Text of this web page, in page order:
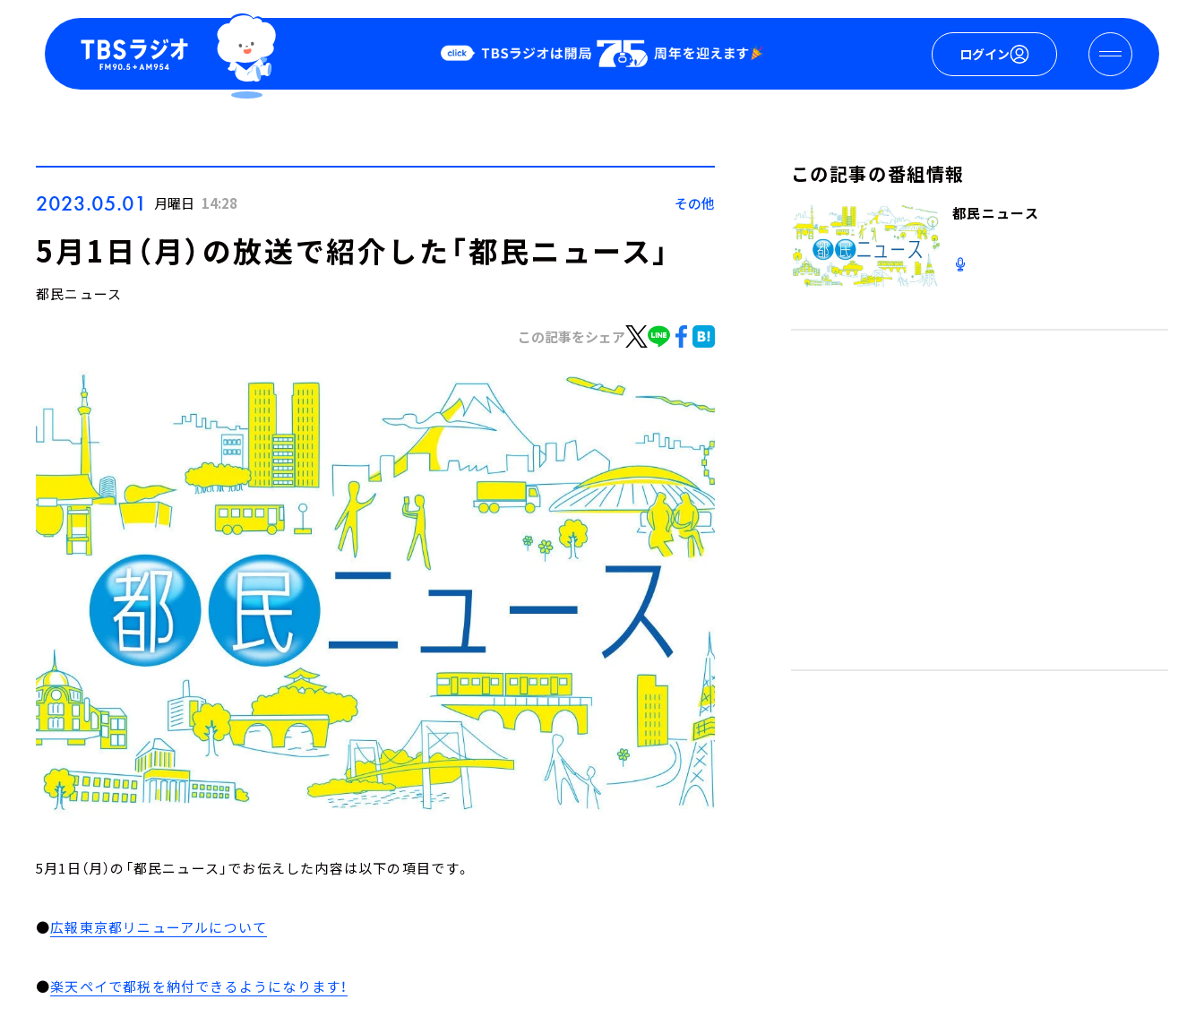
ログイン
Podcast
YouTube
2023.05.01 月曜日 14:28 その他
5月1日（月）の放送で紹介した「都民ニュース」
都民ニュース
この記事をシェア
5月1日（月）の「都民ニュース」でお伝えした内容は以下の項目です。
●広報東京都リニューアルについて
●楽天ペイで都税を納付できるようになります！
この記事の番組情報
都民ニュース